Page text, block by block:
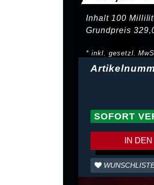
Inhalt 100
Grundpreis
* inkl. gesetzl.
SOFORT
IN